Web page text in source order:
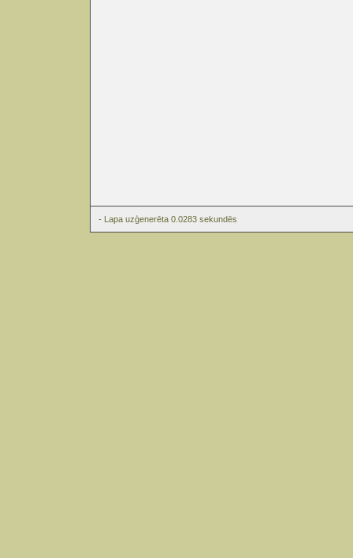
- Lapa uzģenerēta 0.0283 sekundēs